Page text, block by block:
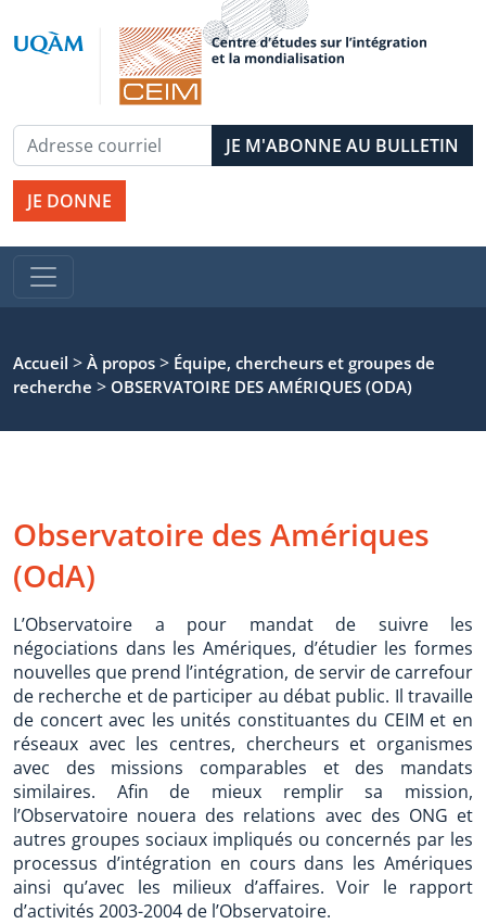
JE DONNE
Accueil > À propos > Équipe, chercheurs et groupes de
recherche > OBSERVATOIRE DES AMÉRIQUES (ODA)
Observatoire des Amériques
(OdA)
L’Observatoire a pour mandat de suivre les
négociations dans les Amériques, d’étudier les formes
nouvelles que prend l’intégration, de servir de carrefour
de recherche et de participer au débat public. Il travaille
de concert avec les unités constituantes du CEIM et en
réseaux avec les centres, chercheurs et organismes
avec des missions comparables et des mandats
similaires. Afin de mieux remplir sa mission,
l’Observatoire nouera des relations avec des ONG et
autres groupes sociaux impliqués ou concernés par les
processus d’intégration en cours dans les Amériques
ainsi qu’avec les milieux d’affaires. Voir le rapport
d’activités 2003-2004 de l’Observatoire.